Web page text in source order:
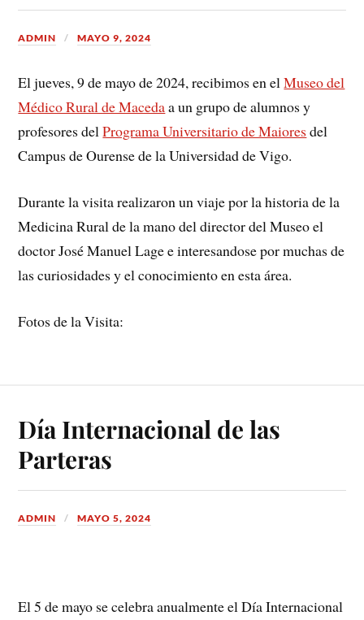
ADMIN MAYO 9, 2024
El jueves, 9 de mayo de 2024, recibimos en elMuseo del
Médico Rural de Macedaa un grupo de alumnos y
profesores delPrograma Universitario de Maiores del
Campus de Ourense de la Universidad de Vigo.
Durante la visita realizaron un viaje por la historia de la
Medicina Rural de la mano del director del Museo el
doctor José Manuel Lage e interesandose por muchas de
las curiosidades y el conocimiento en esta área.
Fotos de la Visita:
Día Internacional de las
Parteras
ADMIN MAYO 5, 2024
El 5 de mayo se celebra anualmente el Día Internacional